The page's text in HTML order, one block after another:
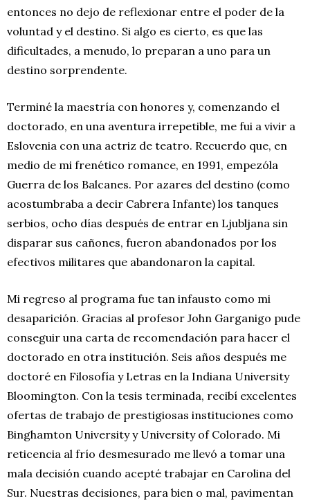
entonces no dejo de reflexionar entre el poder de la
voluntad y el destino. Si algo es cierto, es que las
dificultades, a menudo, lo preparan a uno para un
destino sorprendente.
Terminé la maestría con honores y, comenzando el
doctorado, en una aventura irrepetible, me fui a vivir a
Eslovenia con una actriz de teatro. Recuerdo que, en
medio de mi frenético romance, en 1991, empezóla
Guerra de los Balcanes. Por azares del destino (como
acostumbraba a decir Cabrera Infante) los tanques
serbios, ocho días después de entrar en Ljubljana sin
disparar sus cañones, fueron abandonados por los
efectivos militares que abandonaron la capital.
Mi regreso al programa fue tan infausto como mi
desaparición. Gracias al profesor John Garganigo pude
conseguir una carta de recomendación para hacer el
doctorado en otra institución. Seis años después me
doctoré en Filosofía y Letras en la Indiana University
Bloomington. Con la tesis terminada, recibí excelentes
ofertas de trabajo de prestigiosas instituciones como
Binghamton University y University of Colorado. Mi
reticencia al frío desmesurado me llevó a tomar una
mala decisión cuando acepté trabajar en Carolina del
Sur. Nuestras decisiones, para bien o mal, pavimentan